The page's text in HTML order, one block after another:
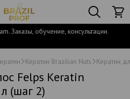
Заказы, обучение, консультации.
Кератин Brazilian Nuts Кератин
Felps Keratin
(шаг 2)